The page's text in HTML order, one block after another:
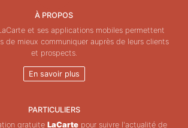
À PROPOS
et ses applications mobiles permettent
de mieux communiquer auprès de leurs clients
et prospects.
En savoir plus
PARTICULIERS
gratuite LaCartepour suivre l'actualité de